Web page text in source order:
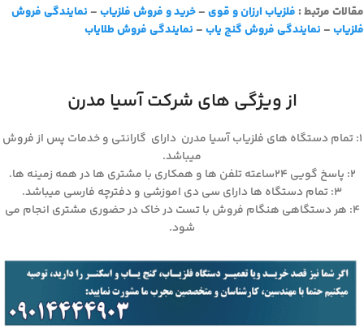
مقالات مرتبط : فلزیاب ارزان و قوی–خرید و فروش فلزیاب–نمایندگی فروش
فلزیاب–نمایندگی فروش گنج یاب–نمایندگی فروش طلایاب
از ویژگی های شرکت آسیا مدرن
۱: تمام دستگاه های فلزیاب آسیا مدرن دارای گارانتی و خدمات پس از فروش
میباشد.
۲: پاسخ گویی ۲۴ساعته تلفن ها و همکاری با مشتری ها در همه زمینه ها.
۳: تمام دستگاه ها دارای سی دی اموزشی و دفترچه فارسی میباشد.
۴: هر دستگاهی هنگام فروش با تست در خاک در حضوری مشتری انجام می
شود.